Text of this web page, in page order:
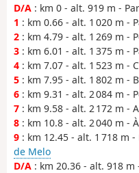
D/A : km 0 - alt. 919 m -
1 : km 0.66 - alt. 1 020 m -
2 : km 4.79 - alt. 1 269 m -
3 : km 6.01 - alt. 1 375 m -
4 : km 7.07 - alt. 1 523 m -
5 : km 7.95 - alt. 1 802 m -
6 : km 9.31 - alt. 2 084 m -
7 : km 9.58 - alt. 2 172 m -
8 : km 10.8 - alt. 2 040 m -
9 : km 12.45 - alt. 1 718 m
de Melo
D/A : km 20.36 - alt. 918